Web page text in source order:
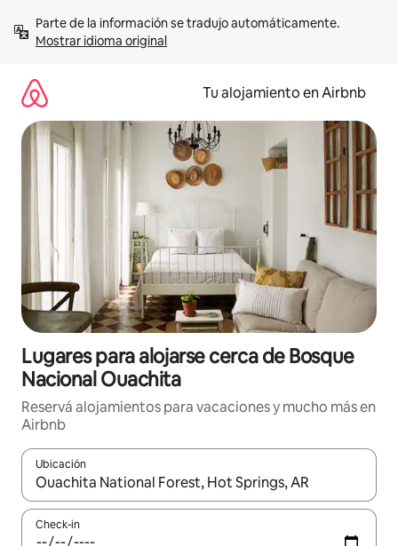
contenidoMostrar idioma original
Tu alojamiento en Airbnb
Lugares para alojarse cerca de Bosque
Nacional Ouachita
Reservá alojamientos para vacaciones y mucho más en
Airbnb
Ubicación
Cuando los resultados estén disponibles, navegá con las
Check-in